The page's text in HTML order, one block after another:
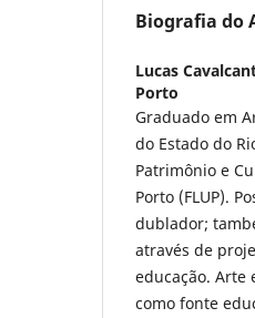
Biografia do
Lucas
Porto
Graduado em
do Estado do
Patrimônio e
Porto (FLUP).
dublador;
através de
educação. Arte
como fonte